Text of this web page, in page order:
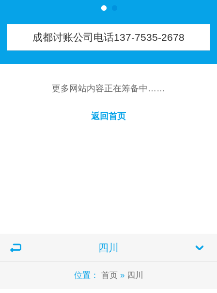
成都讨账公司电话137-7535-2678
更多网站内容正在筹备中……
返回首页
四川
位置： 首页» 四川